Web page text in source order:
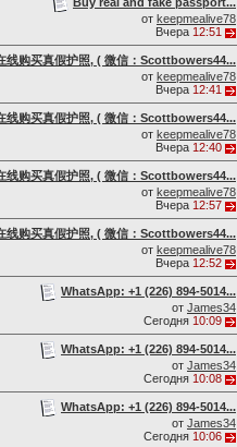
от keepmealive78
Вчера 12:51
线购买真假护照, ( 微信：Scottbowers44...
от keepmealive78
Вчера 12:41
线购买真假护照, ( 微信：Scottbowers44...
от keepmealive78
Вчера 12:40
线购买真假护照, ( 微信：Scottbowers44...
от keepmealive78
Вчера 12:57
线购买真假护照, ( 微信：Scottbowers44...
от keepmealive78
Вчера 12:52
WhatsApp: +1 (226) 894-5014​...
от James34
Сегодня 10:09
WhatsApp: +1 (226) 894-5014​...
от James34
Сегодня 10:08
WhatsApp: +1 (226) 894-5014​...
от James34
Сегодня 10:06